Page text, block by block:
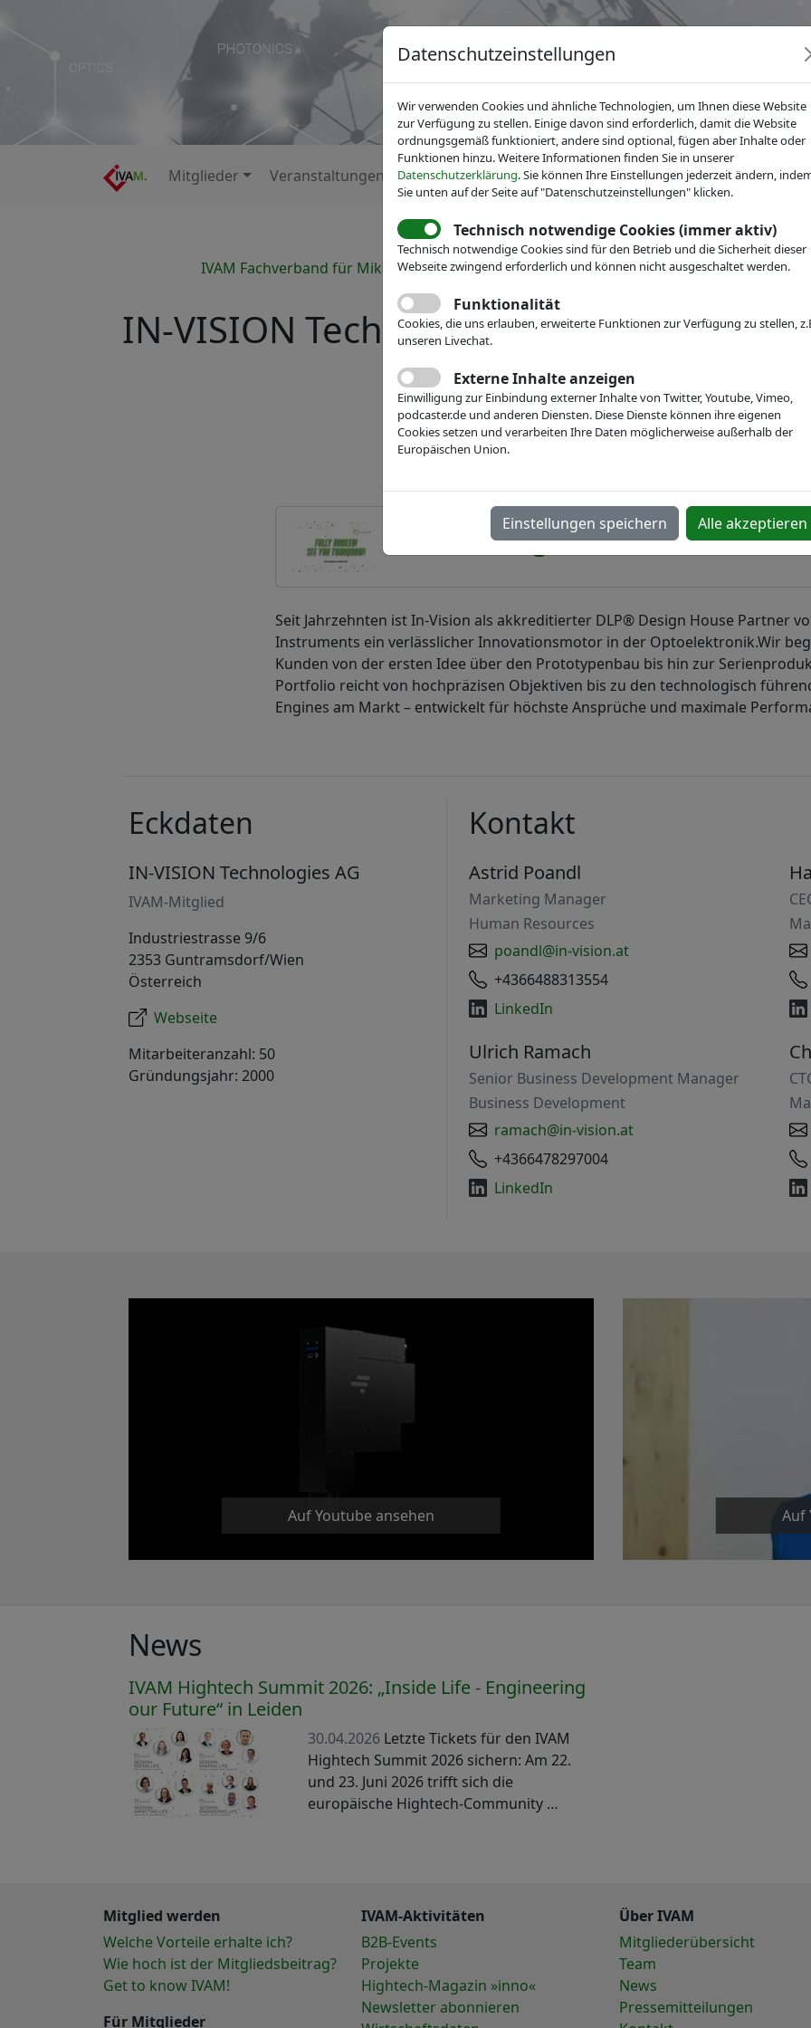
Mitglieder Veranstaltungen News Dienstleistungen Fachgruppen Über
IVAM Fachverband für Mikrotechnik
Veranstaltungen
IN-VISION Technologies AG
Future built on light
Webseite
IVAM Hightech Summit
Seit Jahrzehnten ist In-Vision als akkreditierter DLP® Design House Partner
Instruments ein verlässlicher Innovationsmotor in der Optoelektronik.Wir
Kunden von der ersten Idee über den Prototypenbau bis hin zur
Portfolio reicht von hochpräzisen Objektiven bis zu den technologisch
Engines am Markt – entwickelt für höchste Ansprüche und maximale
Eckdaten
IN-VISION Technologies AG
IVAM-Mitglied
Industriestrasse 9/6
2353 Guntramsdorf/Wien
Österreich
Webseite
Mitarbeiteranzahl: 50
Gründungsjahr: 2000
Kontakt
Astrid Poandl
Marketing Manager
Human Resources
poandl@in-vision.at
+4366488313554
LinkedIn
Ulrich Ramach
Senior Business Development Manager
Business Development
ramach@in-vision.at
+4366478297004
LinkedIn
Auf Youtube ansehen Auf
News
IVAM Hightech Summit 2026: „Inside Life - Engineering
our Future“ in Leiden
30.04.2026 Letzte Tickets für den IVAM
Hightech Summit 2026 sichern: Am 22.
und 23. Juni 2026 trifft sich die
europäische Hightech-Community …
Mitglied werden
Welche Vorteile erhalte ich?
Wie hoch ist der Mitgliedsbeitrag?
Get to know IVAM!
Für Mitglieder
IVAM-Aktivitäten
B2B-Events
Projekte
Hightech-Magazin »inno«
Newsletter abonnieren
Über IVAM
Mitgliederübersicht
Team
News
Pressemitteilungen
Datenschutzeinstellungen
Wir verwenden Cookies und ähnliche Technologien, um Ihnen diese Website
zur Verfügung zu stellen. Einige davon sind erforderlich, damit die Website
ordnungsgemäß funktioniert, andere sind optional, fügen aber Inhalte oder
Funktionen hinzu. Weitere Informationen finden Sie in unserer
Datenschutzerklärung. Sie können Ihre Einstellungen jederzeit ändern,
Sie unten auf der Seite auf "Datenschutzeinstellungen" klicken.
Technisch notwendige Cookies (immer aktiv)
Technisch notwendige Cookies sind für den Betrieb und die Sicherheit dieser
Webseite zwingend erforderlich und können nicht ausgeschaltet werden.
Funktionalität
Cookies, die uns erlauben, erweiterte Funktionen zur Verfügung zu stellen,
unseren Livechat.
Externe Inhalte anzeigen
Einwilligung zur Einbindung externer Inhalte von Twitter, Youtube, Vimeo,
podcaster.de und anderen Diensten. Diese Dienste können ihre eigenen
Cookies setzen und verarbeiten Ihre Daten möglicherweise außerhalb der
Europäischen Union.
Einstellungen speichern Alle akzeptieren